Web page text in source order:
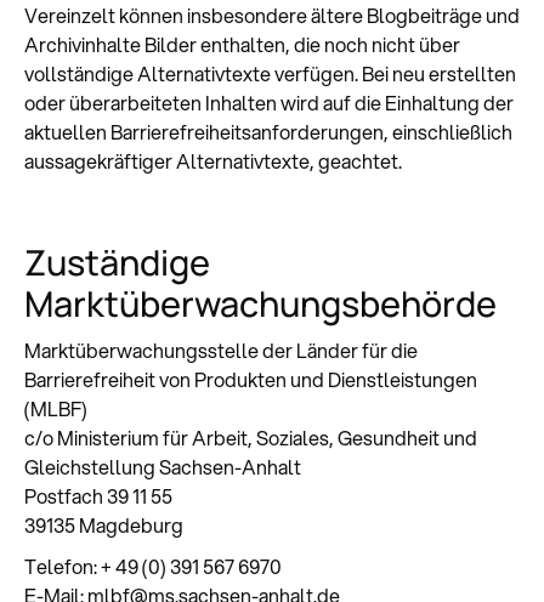
Vereinzelt können insbesondere ältere Blogbeiträge und
Archivinhalte Bilder enthalten, die noch nicht über
vollständige Alternativtexte verfügen. Bei neu erstellten
oder überarbeiteten Inhalten wird auf die Einhaltung der
aktuellen Barrierefreiheitsanforderungen, einschließlich
aussagekräftiger Alternativtexte, geachtet.
Zuständige
Marktüberwachungsbehörde
Marktüberwachungsstelle der Länder für die
Barrierefreiheit von Produkten und Dienstleistungen
(MLBF)
c/o Ministerium für Arbeit, Soziales, Gesundheit und
Gleichstellung Sachsen-Anhalt
Postfach 39 11 55
39135 Magdeburg
Telefon: + 49 (0) 391 567 6970
E-Mail: mlbf@ms.sachsen-anhalt.de